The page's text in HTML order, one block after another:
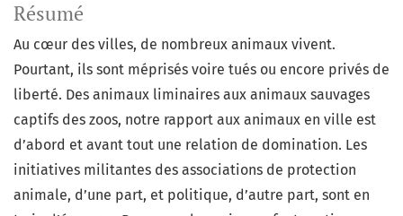
Résumé
Au cœur des villes, de nombreux animaux vivent.
Pourtant, ils sont méprisés voire tués ou encore privés de
liberté. Des animaux liminaires aux animaux sauvages
captifs des zoos, notre rapport aux animaux en ville est
d’abord et avant tout une relation de domination. Les
initiatives militantes des associations de protection
animale, d’une part, et politique, d’autre part, sont en